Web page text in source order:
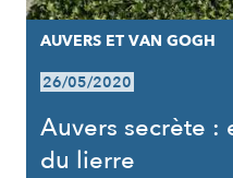
AUVERS ET VAN GOGH
26/05/2020
Auvers secrète :
du lierre